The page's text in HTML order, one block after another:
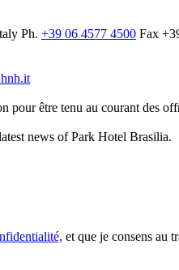
Ph. +39 06 4577 4500 Fax
pour être tenu au courant des
news of Park Hotel Brasilia.
et que je consens au